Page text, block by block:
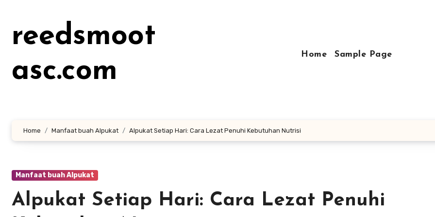
kontenreedsmoot
asc.com
Home Sample Page
Home Manfaat buah Alpukat Alpukat Setiap Hari: Cara Lezat Penuhi Kebutuhan Nutrisi
Manfaat buah Alpukat
Alpukat Setiap Hari: Cara Lezat Penuhi